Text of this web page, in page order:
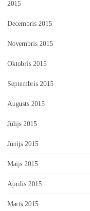
2015
Decembris 2015
Novembris 2015
Oktobris 2015
Septembris 2015
Augusts 2015
Jūlijs 2015
Jūnijs 2015
Maijs 2015
Aprīlis 2015
Marts 2015